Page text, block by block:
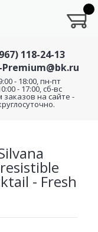
118-24-13
Premium@bk.ru
- 18:00, пн-пт
- 17:00, сб-вс
заказов на сайте -
- Fresh